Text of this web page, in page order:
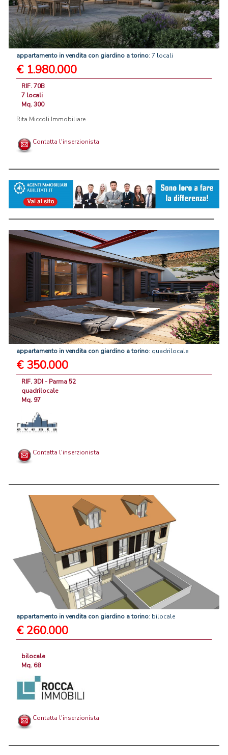
appartamento invendita con giardino atorino: 7 locali
€ 1.980.000
RIF. 70B
7 locali
Mq. 300
Rita Miccoli Immobiliare
Contatta l'inserzionista
appartamento invendita con giardino atorino: quadrilocale
€ 350.000
RIF. 3DI - Parma 52
quadrilocale
Mq. 97
Contatta l'inserzionista
appartamento invendita con giardino atorino: bilocale
€ 260.000
bilocale
Mq. 68
Contatta l'inserzionista